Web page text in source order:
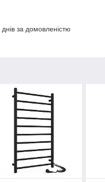
за домовленістю